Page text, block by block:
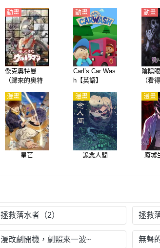
傑克奧特曼
（歸來的奧特
世、新曼、基
曼）【日語】
動畫
Carl’s Car Was
h【英語】
動畫
陰陽
（看
動畫
星芒
漫畫
詭念人間
漫畫
廢墟
漫畫
拯救落水者（2） 拯救
漫改劇開機，劇照來一波~ 無聲